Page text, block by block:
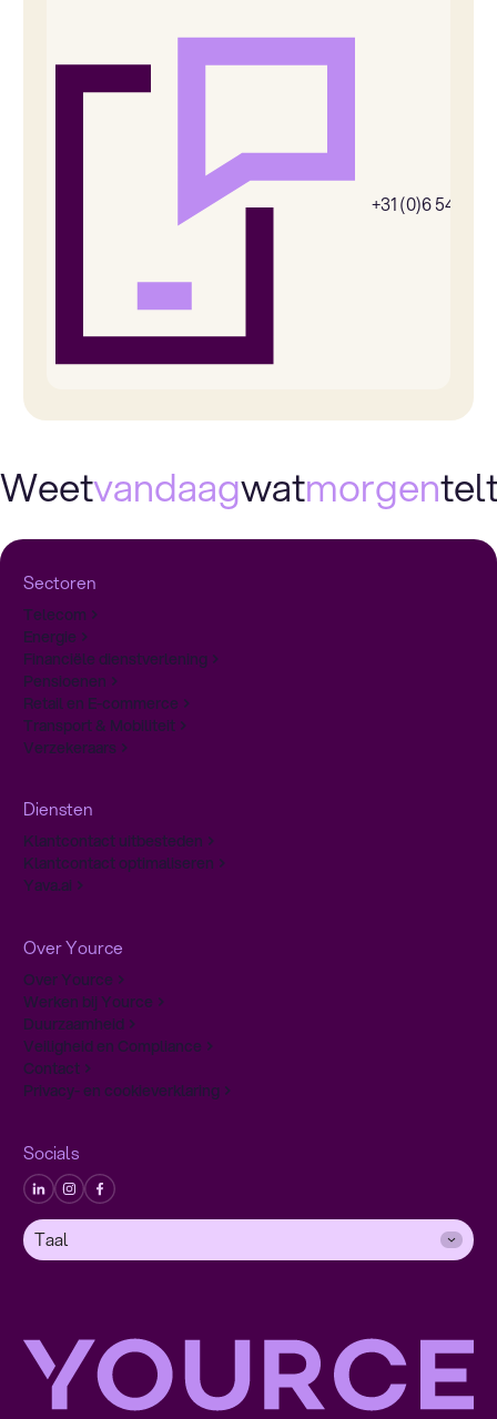
+31 (0)6
Weetvandaagwatmorgen
Sectoren
Telecom
Energie
Financiële dienstverlening
Pensioenen
Retail en E-commerce
Transport & Mobiliteit
Verzekeraars
Diensten
Klantcontact uitbesteden
Klantcontact optimaliseren
Yava.ai
Over Yource
Over Yource
Werken bij Yource
Duurzaamheid
Veiligheid en Compliance
Contact
Privacy- en cookieverklaring
Socials
Taal